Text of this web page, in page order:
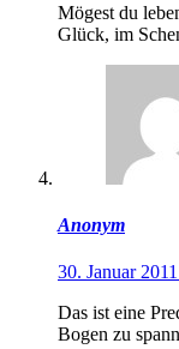
Mögest du
Glück, im
Anonym
30. Januar
Das ist eine
Bogen zu